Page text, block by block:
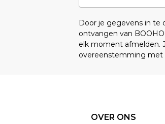
Door je gegevens in te
ontvangen van
elk moment afmelden.
overeenstemming met
OVER ONS